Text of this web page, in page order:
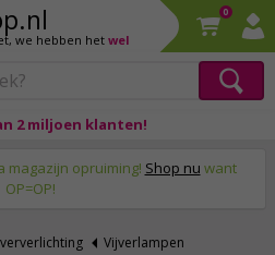
we hebben het wel
0
2 miljoen klanten!
magazijn opruiming! Shop nu want
OP=OP!
Vijverlampen